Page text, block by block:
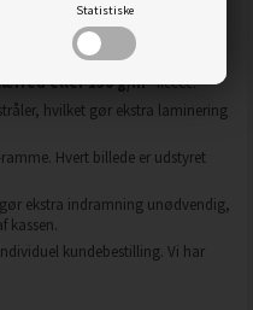
Statistiske
over for slid, ridser og snavs.
eller 130 g/m fleece.
hvilket gør ekstra laminering
Hvert billede er udstyret
ekstra indramning unødvendig,
kassen.
kundebestilling. Vi har